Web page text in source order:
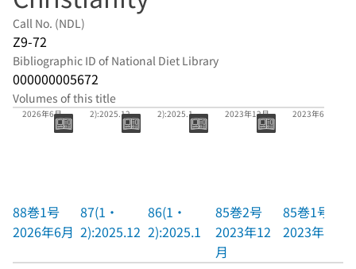
Call No. (NDL)
Z9-72
Bibliographic ID of National Diet Library
000000005672
Volumes of this title
88巻1号
2026年6月
88巻1号
2026年6月
87(1・
2):2025.12
87(1・
2):2025.12
2):2025.1
86(1・
2):2025.1
2023年12月
85巻2号
2023年12
月
2023年6月
85巻1号
2023年6月